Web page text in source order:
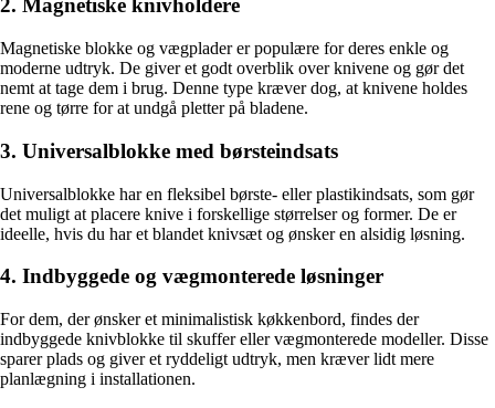
2. Magnetiske knivholdere
Magnetiske blokke og vægplader er populære for deres enkle og
moderne udtryk. De giver et godt overblik over knivene og gør det
nemt at tage dem i brug. Denne type kræver dog, at knivene holdes
rene og tørre for at undgå pletter på bladene.
3. Universalblokke med børsteindsats
Universalblokke har en fleksibel børste- eller plastikindsats, som gør
det muligt at placere knive i forskellige størrelser og former. De er
ideelle, hvis du har et blandet knivsæt og ønsker en alsidig løsning.
4. Indbyggede og vægmonterede løsninger
For dem, der ønsker et minimalistisk køkkenbord, findes der
indbyggede knivblokke til skuffer eller vægmonterede modeller. Disse
sparer plads og giver et ryddeligt udtryk, men kræver lidt mere
planlægning i installationen.